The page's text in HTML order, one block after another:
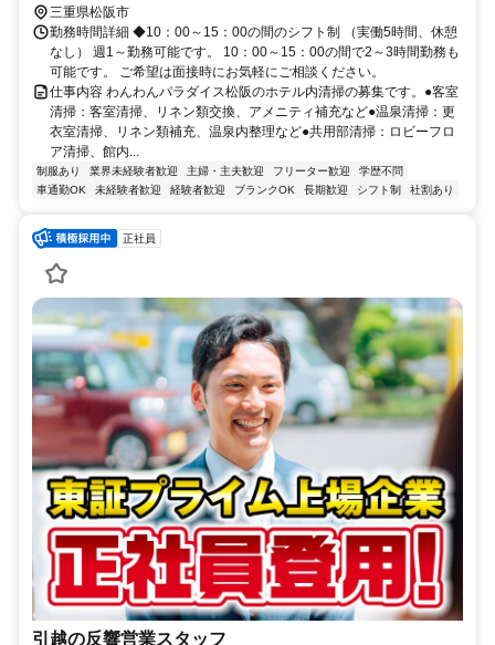
三重県松阪市
勤務時間詳細 ◆10：00～15：00の間のシフト制 （実働5時間、休憩
なし） 週1～勤務可能です。 10：00～15：00の間で2～3時間勤務も
可能です。 ご希望は面接時にお気軽にご相談ください。
仕事内容 わんわんパラダイス松阪のホテル内清掃の募集です。●客室
清掃：客室清掃、リネン類交換、アメニティ補充など●温泉清掃：更
衣室清掃、リネン類補充、温泉内整理など●共用部清掃：ロビーフロ
ア清掃、館内...
制服あり 業界未経験者歓迎 主婦・主夫歓迎 フリーター歓迎
学歴不問
車通勤OK
未経験者歓迎 経験者歓迎 ブランクOK 長期歓迎 シフト制 社割あり
正社員
引越の反響営業スタッフ